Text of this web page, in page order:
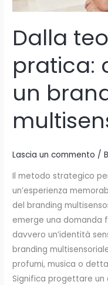
Dalla
pratica:
un
Lascia un commento /
Il metodo strategico
un’esperienza
del branding
emerge una domanda
davvero un’identità
branding
profumi, musica o
Significa progettare